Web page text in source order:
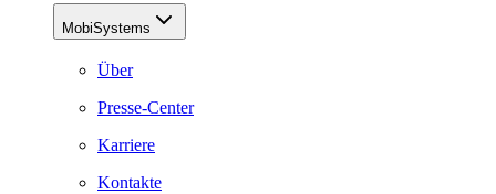
MobiSystems
Über
Presse-Center
Karriere
Kontakte